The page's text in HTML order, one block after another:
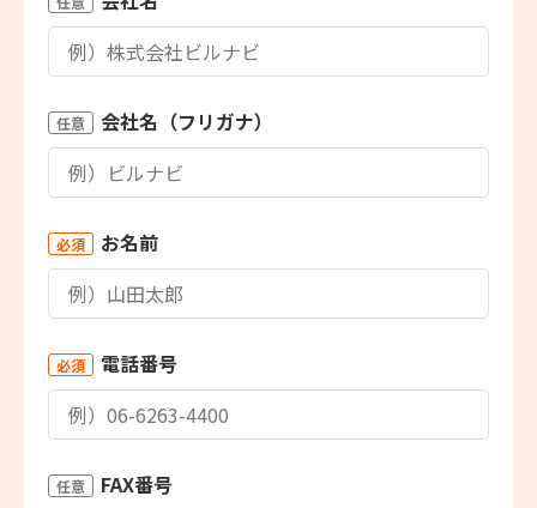
任意 会社名（フリガナ）
必須 お名前
必須 電話番号
任意 FAX番号